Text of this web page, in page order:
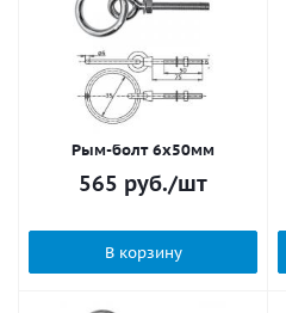
Рым-болт 6х50мм
565 руб./шт
В корзину